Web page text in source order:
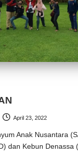
April 23, 2022
Anak Nusantara
dan Kebun